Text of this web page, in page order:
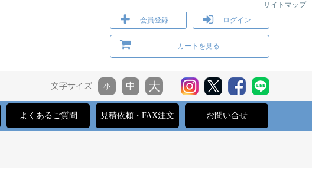
サイトマップ
会員登録 ログイン
カートを見る
文字サイズ
よくあるご質問 見積依頼・FAX注文 お問い合せ